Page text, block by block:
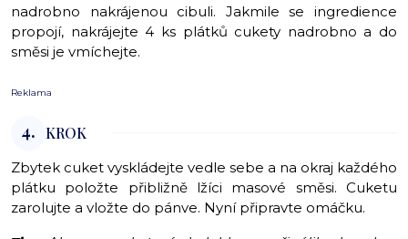
nadrobno nakrájenou cibuli. Jakmile se ingredience
propojí, nakrájejte 4 ks plátků cukety nadrobno a do
směsi je vmíchejte.
Reklama
4. KROK
Zbytek cuket vyskládejte vedle sebe a na okraj každého
plátku položte přibližně lžíci masové směsi. Cuketu
zarolujte a vložte do pánve. Nyní připravte omáčku.